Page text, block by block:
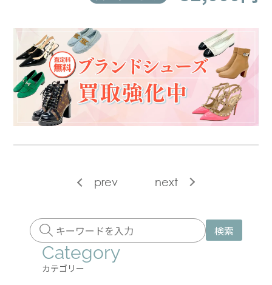
prev next
検索
Category
カテゴリー